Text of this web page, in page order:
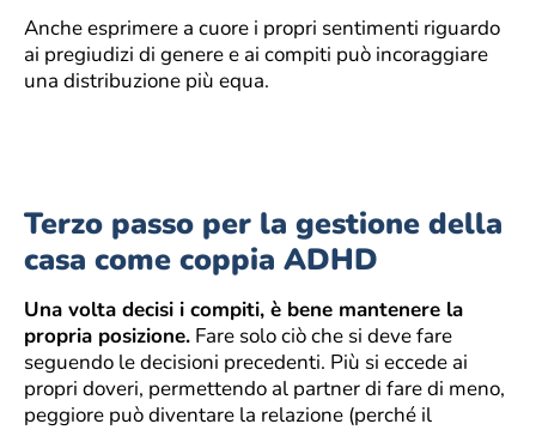
Anche esprimere a cuore i propri sentimenti riguardo
ai pregiudizi di genere e ai compiti può incoraggiare
una distribuzione più equa.
Terzo passo per la gestione della
casa come coppia ADHD
Una volta decisi i compiti, è bene mantenere la
propria posizione. Fare solo ciò che si deve fare
seguendo le decisioni precedenti. Più si eccede ai
propri doveri, permettendo al partner di fare di meno,
peggiore può diventare la relazione (perché il